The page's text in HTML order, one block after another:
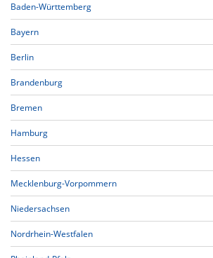
Baden-Württemberg
Bayern
Berlin
Brandenburg
Bremen
Hamburg
Hessen
Mecklenburg-Vorpommern
Niedersachsen
Nordrhein-Westfalen